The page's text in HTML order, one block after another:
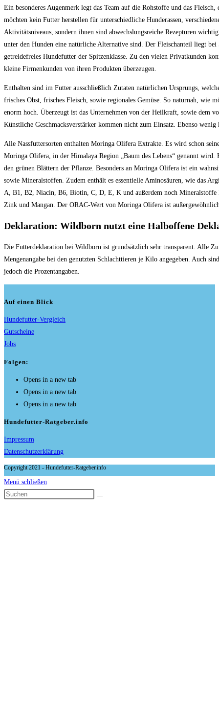
Ein besonderes Augenmerk legt das Team auf die Rohstoffe und das
möchten kein Futter herstellen für unterschiedliche Hunderassen,
Aktivitätsniveaus, sondern ihnen sind abwechslungsreiche Rezepturen
unter den Hunden eine natürliche Alternative sind. Der Fleischanteil liegt
getreidefreies Hundefutter der Spitzenklasse. Zu den vielen Privatkunden
kleine Firmenkunden von ihren Produkten überzeugen.
Enthalten sind im Futter ausschließlich Zutaten natürlichen Ursprungs,
frisches Obst, frisches Fleisch, sowie regionales Gemüse. So naturnah, wie
enorm hoch. Überzeugt ist das Unternehmen von der Heilkraft, sowie dem
Künstliche Geschmacksverstärker kommen nicht zum Einsatz. Ebenso
Alle Nassfuttersorten enthalten Moringa Olifera Extrakte. Es wird schon
Moringa Olifera, in der Himalaya Region „Baum des Lebens“ genannt wird.
den grünen Blättern der Pflanze. Besonders an Moringa Olifera ist ein
sowie Mineralstoffen. Zudem enthält es essentielle Aminosäuren, wie das
A, B1, B2, Niacin, B6, Biotin, C, D, E, K und außerdem noch
Zink und Mangan. Der ORAC-Wert von Moringa Olifera ist
Deklaration: Wildborn nutzt eine Halboffene
Die Futterdeklaration bei Wildborn ist grundsätzlich sehr transparent. Alle
Mengenangabe bei den genutzten Schlachttieren je Kilo angegeben. Auch
jedoch die Prozentangaben.
Auf einen Blick
Hundefutter-Vergleich
Gutscheine
Jobs
Folgen:
Opens in a new tab
Opens in a new tab
Opens in a new tab
Hundefutter-Ratgeber.info
Impressum
Datenschutzerklärung
Copyright 2021 - Hundefutter-Ratgeber.info
Menü schließen